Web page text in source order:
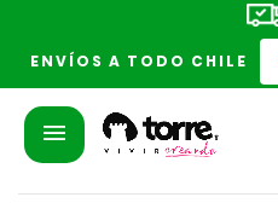
ENVÍOS A TODO CHILE